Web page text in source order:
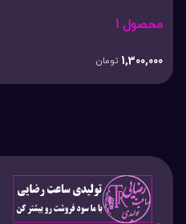
محصول 1
1,300,000 تومان